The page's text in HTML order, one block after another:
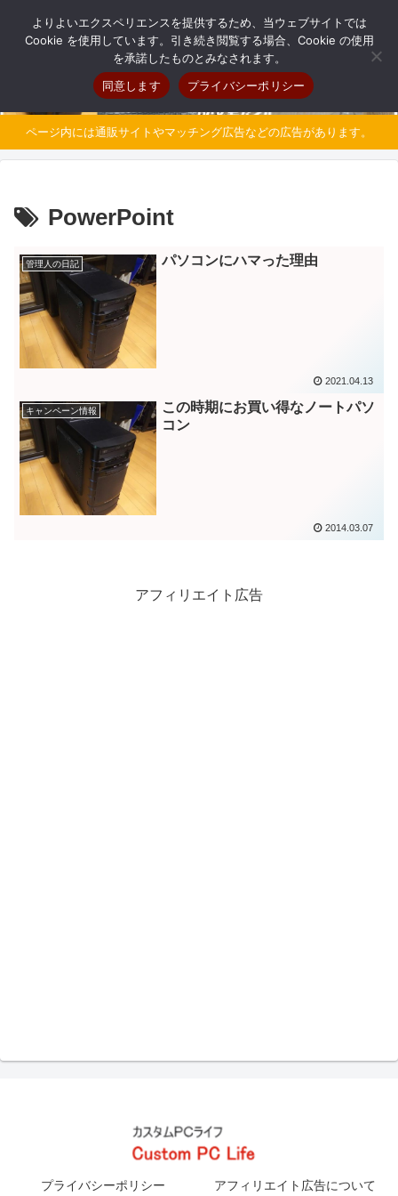
自分だけのオリジナルパソコンを持とう
ページ内には通販サイトやマッチング広告などの広告があります。
PowerPoint
管理人の日記 パソコンにハマった理由
2021.04.13
キャンペーン情報
この時期にお買い得なノートパソ
コン
2014.03.07
アフィリエイト広告
プライバシーポリシー アフィリエイト広告について
よりよいエクスペリエンスを提供するため、当ウェブサイトでは
Cookie を使用しています。引き続き閲覧する場合、Cookie の使用
を承諾したものとみなされます。
同意します
プライバシーポリシー